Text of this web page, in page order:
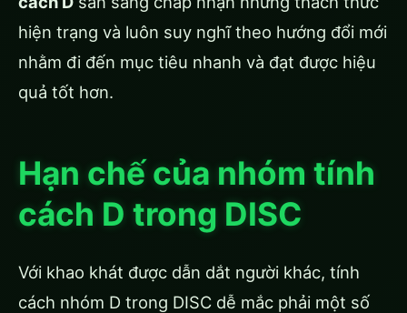
hiện trạng và luôn suy nghĩ theo hướng đổi mới
nhằm đi đến mục tiêu nhanh và đạt được hiệu
quả tốt hơn.
Hạn chế của nhóm tính
cách D trong DISC
Với khao khát được dẫn dắt người khác, tính
cách nhóm D trong DISC dễ mắc phải một số